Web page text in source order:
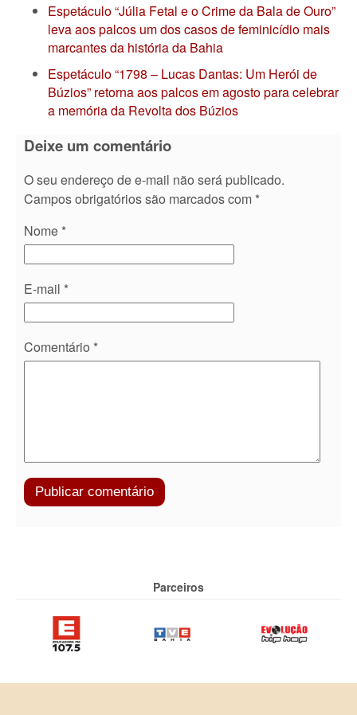
Espetáculo “Júlia Fetal e o Crime da Bala de Ouro”
leva aos palcos um dos casos de feminicídio mais
marcantes da história da Bahia
Espetáculo “1798 – Lucas Dantas: Um Herói de
Búzios” retorna aos palcos em agosto para celebrar
a memória da Revolta dos Búzios
Deixe um comentário
O seu endereço de e-mail não será publicado.
Campos obrigatórios são marcados com *
Nome *
E-mail *
Comentário *
Parceiros